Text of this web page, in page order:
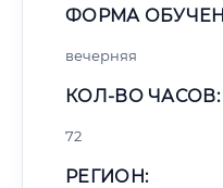
ФОРМА
вечерняя
КОЛ-ВО ЧАСОВ:
72
РЕГИОН: